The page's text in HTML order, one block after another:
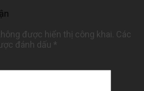
được hiển thị công khai. Các
đánh dấu *